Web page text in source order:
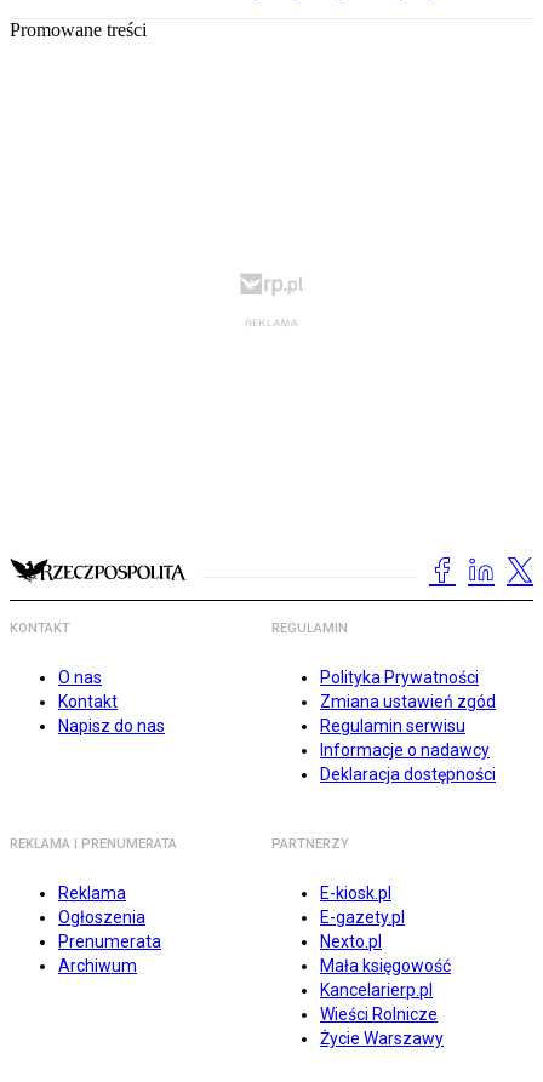
Promowane treści
KONTAKT
O nas
Kontakt
Napisz do nas
REGULAMIN
Polityka Prywatności
Zmiana ustawień zgód
Regulamin serwisu
Informacje o nadawcy
Deklaracja dostępności
REKLAMA I PRENUMERATA
Reklama
Ogłoszenia
Prenumerata
Archiwum
PARTNERZY
E-kiosk.pl
E-gazety.pl
Nexto.pl
Mała księgowość
Kancelarierp.pl
Wieści Rolnicze
Życie Warszawy